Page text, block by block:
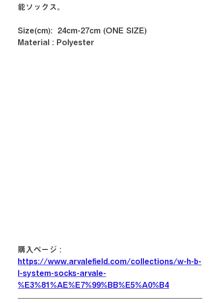
能ソックス。
Size(cm):  24cm-27cm (ONE SIZE)
Material : Polyester
購入ページ :
https://www.arvalefield.com/collections/w-h-b-
l-system-socks-arvale-
%E3%81%AE%E7%99%BB%E5%A0%B4